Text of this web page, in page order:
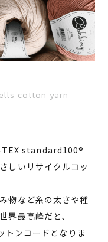
cotton yarn
TEX standard100®️
しいリサイクルコッ
物など糸の太さや種
界最高峰だと、
トンコードとなりま